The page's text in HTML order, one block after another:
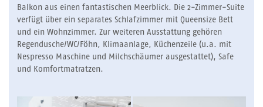
Balkon aus einen fantastischen Meerblick. Die 2-Zimmer-Suite
verfügt über ein separates Schlafzimmer mit Queensize Bett
und ein Wohnzimmer. Zur weiteren Ausstattung gehören
Regendusche/WC/Föhn, Klimaanlage, Küchenzeile (u.a. mit
Nespresso Maschine und Milchschäumer ausgestattet), Safe
und Komfortmatratzen.